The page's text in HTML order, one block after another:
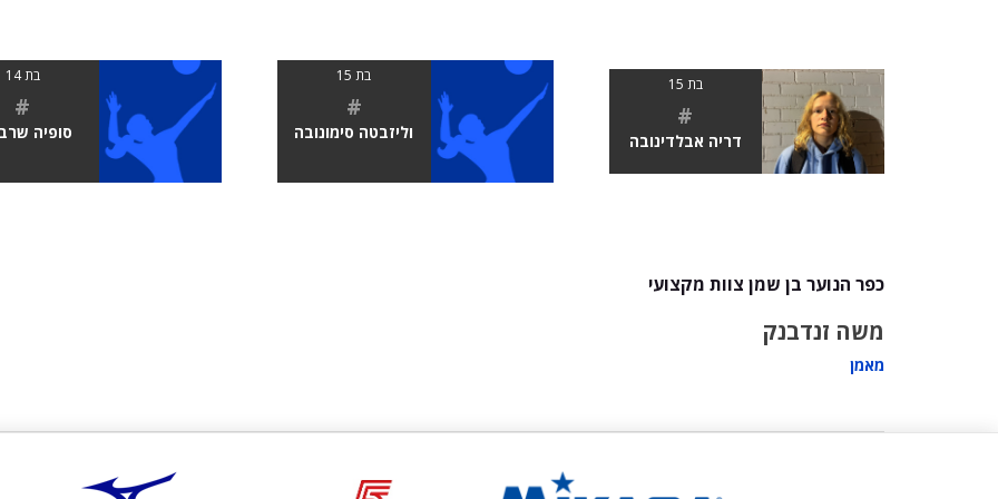
בת 15
#
דריה אבלדינובה
בת 15
#
וליזבטה סימונובה
בת 14
#
סופיה
כפר הנוער בן שמן צוות מקצועי
משה זנדבנק
מאמן